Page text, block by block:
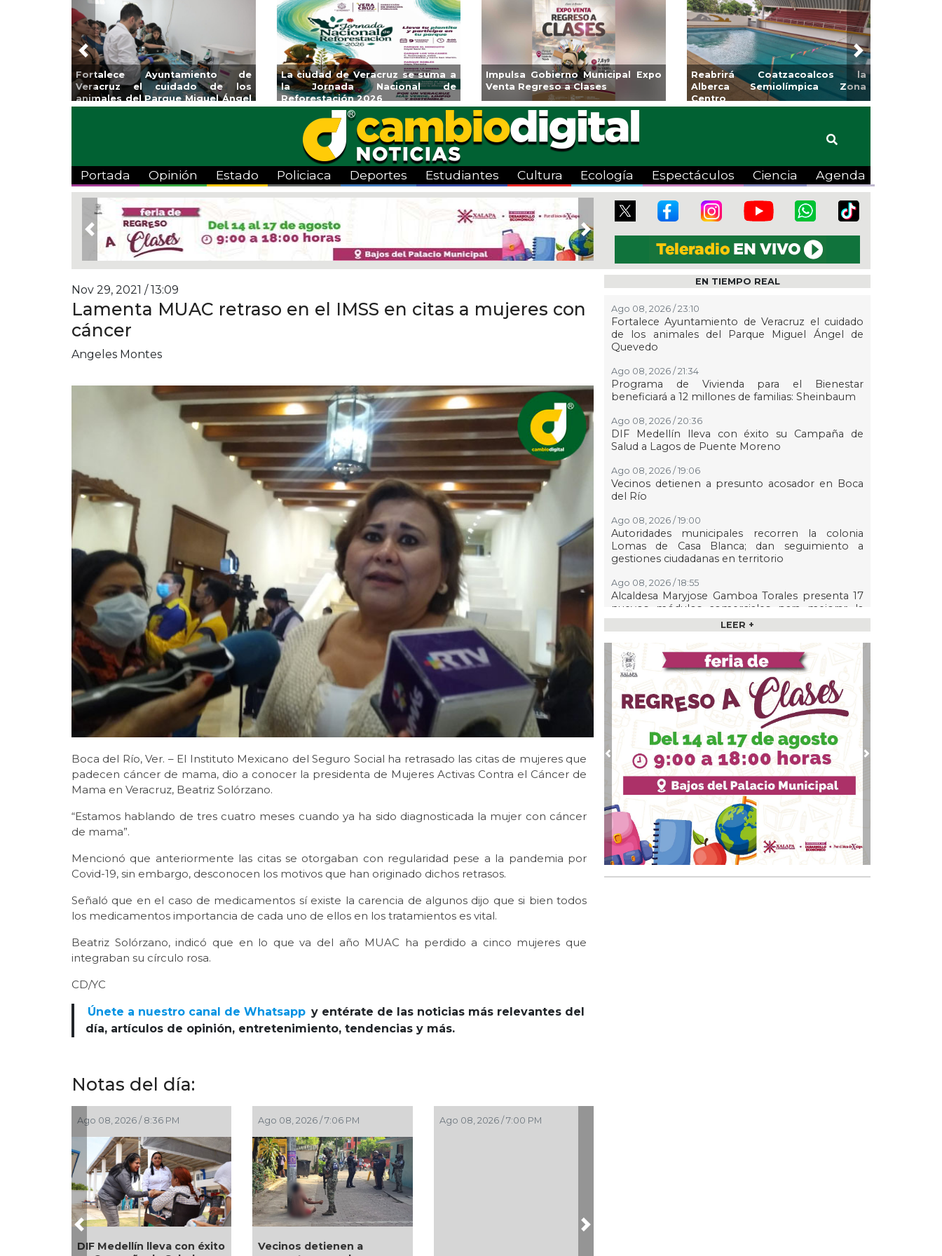
Ayuntamiento de
el cuidado de los
del Parque Miguel Ángel
La ciudad de Veracruz se suma a
la Jornada Nacional de
Reforestación 2026
Impulsa Gobierno Municipal Expo
Venta Regreso a Clases
Reabrirá Coatzacoalcos la
Alberca Semiolímpica Zona
Centro
Invita Ayuntamiento de
a Temporada de Artes
Viva”
Previous Next
Portada Opinión Estado Policiaca Deportes Estudiantes Cultura Ecología Espectáculos Ciencia Agenda
Previous Next
Nov 29, 2021 / 13:09
Lamenta MUAC retraso en el IMSS en citas a mujeres con
cáncer
Angeles Montes
Boca del Río, Ver. – El Instituto Mexicano del Seguro Social ha retrasado las citas de mujeres que
padecen cáncer de mama, dio a conocer la presidenta de Mujeres Activas Contra el Cáncer de
Mama en Veracruz, Beatriz Solórzano.
“Estamos hablando de tres cuatro meses cuando ya ha sido diagnosticada la mujer con cáncer
de mama”.
Mencionó que anteriormente las citas se otorgaban con regularidad pese a la pandemia por
Covid-19, sin embargo, desconocen los motivos que han originado dichos retrasos.
Señaló que en el caso de medicamentos sí existe la carencia de algunos dijo que si bien todos
los medicamentos importancia de cada uno de ellos en los tratamientos es vital.
Beatriz Solórzano, indicó que en lo que va del año MUAC ha perdido a cinco mujeres que
integraban su círculo rosa.
CD/YC
Únete a nuestro canal de Whatsapp y entérate de las noticias más relevantes del
día, artículos de opinión, entretenimiento, tendencias y más.
Notas del día:
Ago 08, 2026 / 8:36 PM
DIF Medellín lleva con éxito
Ago 08, 2026 / 7:06 PM
Vecinos detienen a
Ago 08, 2026 / 7:00 PM
Previous Next
EN TIEMPO REAL
Ago 08, 2026 / 23:10
Fortalece Ayuntamiento de Veracruz el cuidado
de los animales del Parque Miguel Ángel de
Quevedo
Ago 08, 2026 / 21:34
Programa de Vivienda para el Bienestar
beneficiará a 12 millones de familias: Sheinbaum
Ago 08, 2026 / 20:36
DIF Medellín lleva con éxito su Campaña de
Salud a Lagos de Puente Moreno
Ago 08, 2026 / 19:06
Vecinos detienen a presunto acosador en Boca
del Río
Ago 08, 2026 / 19:00
Autoridades municipales recorren la colonia
Lomas de Casa Blanca; dan seguimiento a
gestiones ciudadanas en territorio
Ago 08, 2026 / 18:55
Alcaldesa Maryjose Gamboa Torales presenta 17
nuevos módulos comerciales para mejorar la
imagen de las playas e impulsar la economía de
Boca del Río
Ago 08, 2026 / 16:53
Localizan una cartulina con mensajes
amenazantes en Papantla!!!
Ago 08, 2026 / 16:45
La ciudad de Veracruz se suma a la Jornada
Nacional de Reforestación 2026
Ago 08, 2026 / 16:34
¿Con o sin espuma?
Ago 08, 2026 / 16:33
Control y confianza:la prueba de la seguridad
Ago 08, 2026 / 15:34
Resguarda Ayuntamiento de Veracruz a canino
en situación de riesgo en zona norte de la ciudad
LEER +
Previous Next